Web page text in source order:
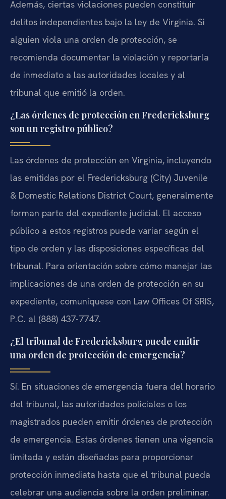
Además, ciertas violaciones pueden constituir
delitos independientes bajo la ley de Virginia. Si
alguien viola una orden de protección, se
recomienda documentar la violación y reportarla
de inmediato a las autoridades locales y al
tribunal que emitió la orden.
¿Las órdenes de protección en Fredericksburg
son un registro público?
Las órdenes de protección en Virginia, incluyendo
las emitidas por el Fredericksburg (City) Juvenile
& Domestic Relations District Court, generalmente
forman parte del expediente judicial. El acceso
público a estos registros puede variar según el
tipo de orden y las disposiciones específicas del
tribunal. Para orientación sobre cómo manejar las
implicaciones de una orden de protección en su
expediente, comuníquese con Law Offices Of SRIS,
P.C. al (888) 437-7747.
¿El tribunal de Fredericksburg puede emitir
una orden de protección de emergencia?
Sí. En situaciones de emergencia fuera del horario
del tribunal, las autoridades policiales o los
magistrados pueden emitir órdenes de protección
de emergencia. Estas órdenes tienen una vigencia
limitada y están diseñadas para proporcionar
protección inmediata hasta que el tribunal pueda
celebrar una audiencia sobre la orden preliminar.